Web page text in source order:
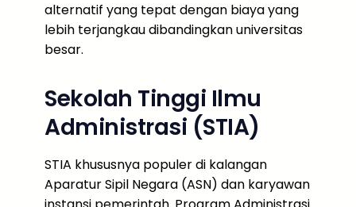
alternatif yang tepat dengan biaya yang
lebih terjangkau dibandingkan universitas
besar.
Sekolah Tinggi Ilmu
Administrasi (STIA)
STIA khususnya populer di kalangan
Aparatur Sipil Negara (ASN) dan karyawan